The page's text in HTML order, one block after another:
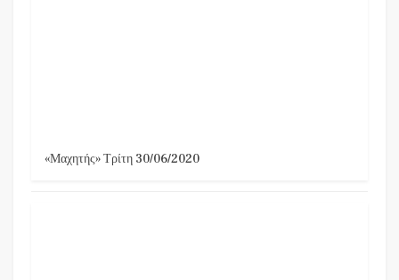
«Μαχητής» Τρίτη 30/06/2020